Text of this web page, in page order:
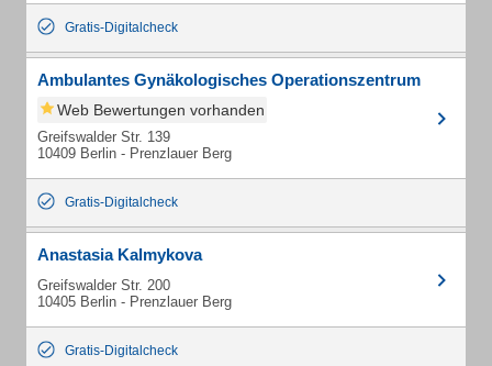
Gratis-Digitalcheck
Ambulantes Gynäkologisches Operationszentrum
Web Bewertungen vorhanden
Greifswalder Str. 139
10409 Berlin - Prenzlauer Berg
Gratis-Digitalcheck
Anastasia Kalmykova
Greifswalder Str. 200
10405 Berlin - Prenzlauer Berg
Gratis-Digitalcheck